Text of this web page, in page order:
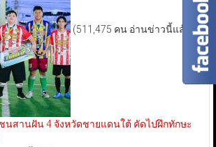
(511,475 คน อ่านข่าวนี้แล้ว)
นสานฝัน 4 จังหวัดชายแดนใต้ คัดไปฝึกทักษะ